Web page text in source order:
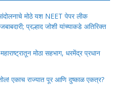
आंदोलनाचे मोठे यश NEET पेपर लीक
प्रल्हाद जोशी यांच्याकडे अतिरिक्त
मोठा सहभाग, धरमेंद्र प्रधान
एकाच राज्यात पूर आणि दुष्काळ एकत्र?